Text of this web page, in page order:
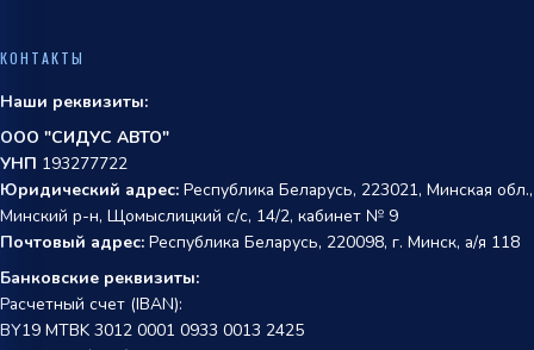
КОНТАКТЫ
Наши реквизиты:
ООО "СИДУС АВТО"
УНП 193277722
Юридический адрес: Республика Беларусь, 223021, Минская обл.,
Минский р-н, Щомыслицкий с/с, 14/2, кабинет № 9
Почтовый адрес: Республика Беларусь, 220098, г. Минск, а/я 118
Банковские реквизиты:
Расчетный счет (IBAN):
BY19 MTBK 3012 0001 0933 0013 2425